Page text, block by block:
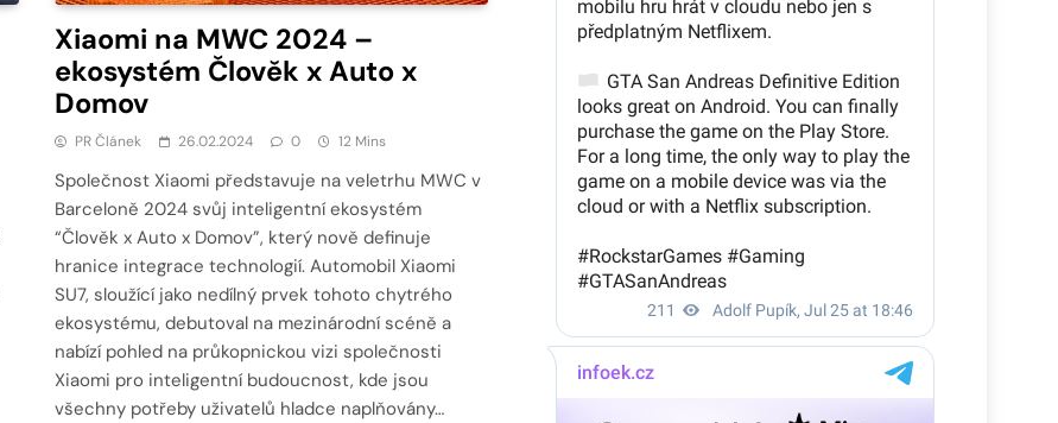
Xiaomi na MWC 2024 –
ekosystém Člověk x Auto x
Domov
PR Článek 26.02.2024 0 12 Mins
Společnost Xiaomi představuje na veletrhu MWC v
Barceloně 2024 svůj inteligentní ekosystém
“Člověk x Auto x Domov”, který nově definuje
hranice integrace technologií. Automobil Xiaomi
SU7, sloužící jako nedílný prvek tohoto chytrého
ekosystému, debutoval na mezinárodní scéně a
nabízí pohled na průkopnickou vizi společnosti
Xiaomi pro inteligentní budoucnost, kde jsou
všechny potřeby uživatelů hladce naplňovány…